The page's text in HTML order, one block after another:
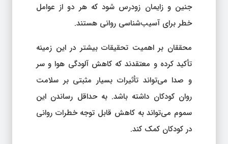
جنین و زایمان زودرس شود که هر دو از عوامل
خطر برای آسیب‌شناسی روانی هستند.
محققان بر اهمیت تحقیقات بیشتر در این زمینه
تأکید کرده و معتقدند که کاهش آلودگی هوا و سر
و صدا می‌تواند تأثیرات بسیار مثبتی بر سلامت
روان کودکان داشته باشد. به حداقل رساندن این
سموم می‌تواند به کاهش قابل توجه خطرات روانی
در کودکان کمک کند.